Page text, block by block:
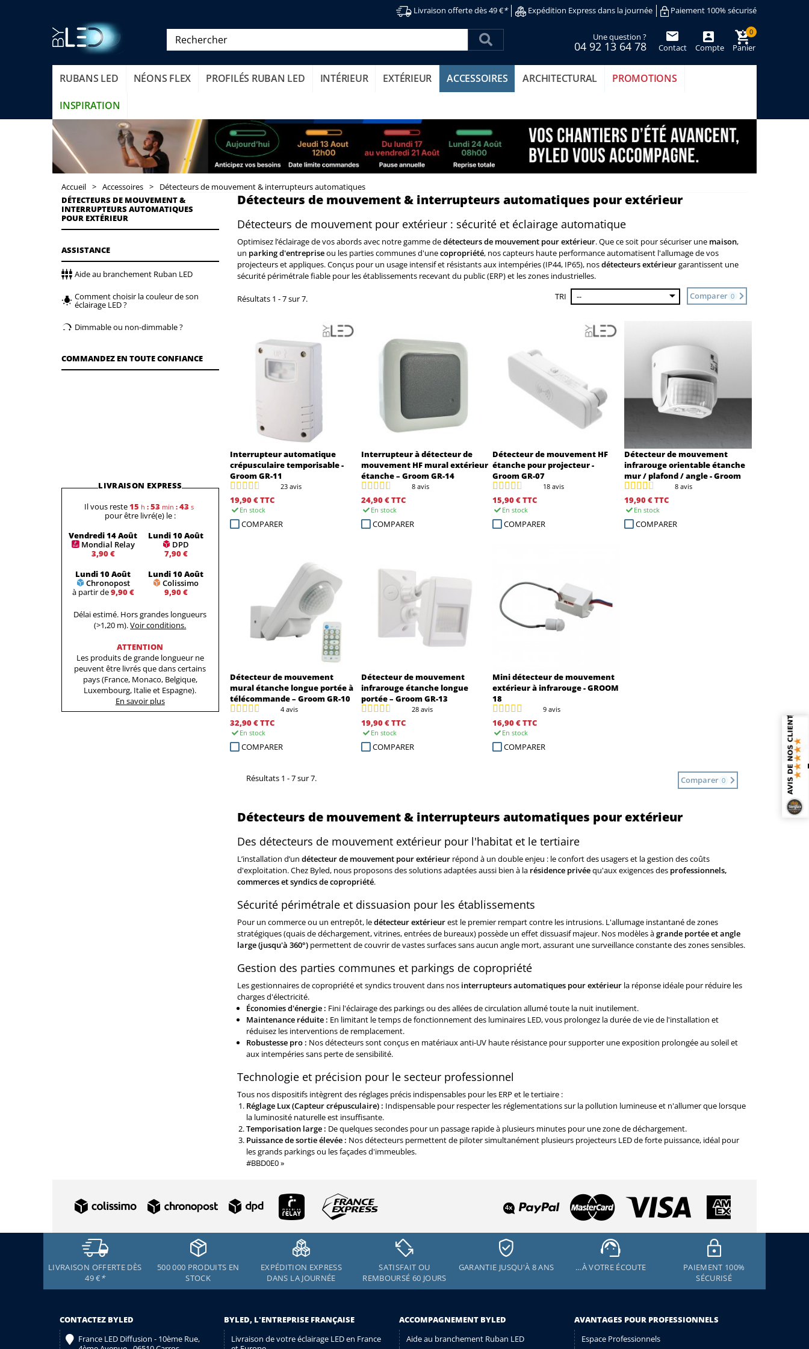
Livraison offerte dès 49 €* Expédition Express dans la journée Paiement 100% sécurisé
Panier
0
Compte
Contact
Une question ?
04 92 13 64 78
RUBANS LED NÉONS FLEX PROFILÉS RUBAN LED INTÉRIEUR EXTÉRIEUR ACCESSOIRES ARCHITECTURAL PROMOTIONS
INSPIRATION
Accueil > Accessoires >
Détecteurs de mouvement & interrupteurs automatiques
DÉTECTEURS DE MOUVEMENT &
INTERRUPTEURS AUTOMATIQUES
POUR EXTÉRIEUR
ASSISTANCE
Aide au branchement Ruban LED
Comment choisir la couleur de son
éclairage LED ?
Dimmable ou non-dimmable ?
COMMANDEZ EN TOUTE CONFIANCE
LIVRAISON EXPRESS
Il vous reste15 h : 53 min : 42 s
pour être livré(e) le :
Vendredi 14 Août
Mondial Relay
3,90 €
Lundi 10 Août
DPD
7,90 €
Lundi 10 Août
Chronopost
à partir de9,90 €
Lundi 10 Août
Colissimo
9,90 €
Délai estimé. Hors grandes longueurs
(>1,20 m).Voir conditions.
ATTENTION
Les produits de grande longueur ne
peuvent être livrés que dans certains
pays (France, Monaco, Belgique,
Luxembourg, Italie et Espagne).
En savoir plus
Détecteurs de mouvement & interrupteurs automatiques pour extérieur
Détecteurs de mouvement pour extérieur : sécurité et éclairage automatique
Optimisez l’éclairage de vos abords avec notre gamme dedétecteurs de mouvement pour extérieur. Que ce soit pour sécuriser une maison,
un parking d'entrepriseou les parties communes d'unecopropriété, nos capteurs haute performance automatisent l'allumage de vos
projecteurs et appliques. Conçus pour un usage intensif et résistants aux intempéries (IP44, IP65), nosdétecteurs extérieurgarantissent une
sécurité périmétrale fiable pour les établissements recevant du public (ERP) et les zones industrielles.
Résultats 1 - 7 sur 7. TRI -- Comparer 0
Interrupteur automatique
crépusculaire temporisable -
Groom GR-11
23 avis
19,90 €TTC
En stock
COMPARER
Interrupteur à détecteur de
mouvement HF mural extérieur
étanche – Groom GR-14
8 avis
24,90 €TTC
En stock
COMPARER
Détecteur de mouvement HF
étanche pour projecteur -
Groom GR-07
18 avis
15,90 €TTC
En stock
COMPARER
Détecteur de mouvement
infrarouge orientable étanche
mur / plafond / angle - Groom
GR-16
8 avis
19,90 €TTC
En stock
COMPARER
Détecteur de mouvement
mural étanche longue portée à
télécommande – Groom GR-10
4 avis
32,90 €TTC
En stock
COMPARER
Détecteur de mouvement
infrarouge étanche longue
portée – Groom GR-13
28 avis
19,90 €TTC
En stock
COMPARER
Mini détecteur de mouvement
extérieur à infrarouge - GROOM
18
9 avis
16,90 €TTC
En stock
COMPARER
Comparer 0
Résultats 1 - 7 sur 7.
Détecteurs de mouvement & interrupteurs automatiques pour extérieur
Des détecteurs de mouvement extérieur pour l'habitat et le tertiaire
L’installation d’un détecteur de mouvement pour extérieurrépond à un double enjeu : le confort des usagers et la gestion des coûts
d'exploitation. Chez Byled, nous proposons des solutions adaptées aussi bien à la résidence privéequ'aux exigences des professionnels,
commerces et syndics de copropriété.
Sécurité périmétrale et dissuasion pour les établissements
Pour un commerce ou un entrepôt, ledétecteur extérieurest le premier rempart contre les intrusions. L'allumage instantané de zones
stratégiques (quais de déchargement, vitrines, entrées de bureaux) possède un effet dissuasif majeur. Nos modèles àgrande portée et angle
large (jusqu'à 360°)permettent de couvrir de vastes surfaces sans aucun angle mort, assurant une surveillance constante des zones sensibles.
Gestion des parties communes et parkings de copropriété
Les gestionnaires de copropriété et syndics trouvent dans nos interrupteurs automatiques pour extérieurla réponse idéale pour réduire les
charges d'électricité.
Économies d'énergie : Fini l'éclairage des parkings ou des allées de circulation allumé toute la nuit inutilement.
Maintenance réduite : En limitant le temps de fonctionnement des luminaires LED, vous prolongez la durée de vie de l'installation et
réduisez les interventions de remplacement.
Robustesse pro : Nos détecteurs sont conçus en matériaux anti-UV haute résistance pour supporter une exposition prolongée au soleil et
aux intempéries sans perte de sensibilité.
Technologie et précision pour le secteur professionnel
Tous nos dispositifs intègrent des réglages précis indispensables pour les ERP et le tertiaire :
Réglage Lux (Capteur crépusculaire) : Indispensable pour respecter les réglementations sur la pollution lumineuse et n'allumer que lorsque
la luminosité naturelle est insuffisante.
Temporisation large : De quelques secondes pour un passage rapide à plusieurs minutes pour une zone de déchargement.
Puissance de sortie élevée : Nos détecteurs permettent de piloter simultanément plusieurs projecteurs LED de forte puissance, idéal pour
les grands parkings ou les façades d'immeubles.
#BBD0E0 »
LIVRAISON OFFERTE DÈS
49 €*
500 000 PRODUITS EN
STOCK
EXPÉDITION EXPRESS
DANS LA JOURNÉE
SATISFAIT OU
REMBOURSÉ 60 JOURS
GARANTIE JUSQU'À 8 ANS …À VOTRE ÉCOUTE
PAIEMENT 100%
SÉCURISÉ
CONTACTEZ BYLED
France LED Diffusion - 10ème Rue,
BYLED, L'ENTREPRISE FRANÇAISE
Livraison de votre éclairage LED en France
ACCOMPAGNEMENT BYLED
Aide au branchement Ruban LED
AVANTAGES POUR PROFESSIONNELS
Espace Professionnels